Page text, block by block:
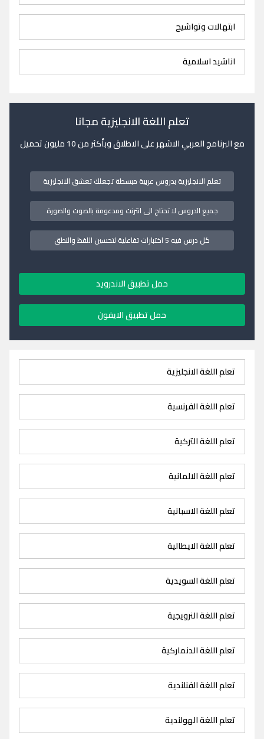
ابتهالات وتواشيح
اناشيد اسلامية
تعلم اللغة الانجليزية مجانا
مع البرنامج العربي الاشهر على الاطلاق وبأكثر من 10 مليون تحميل
تعلم الانجليزية بدروس عربية مبسطة تجعلك تعشق الانجليزية
جميع الدروس لا تحتاج الى انترنت ومدعومة بالصوت والصورة
كل درس فيه 5 اختبارات تفاعلية لتحسين اللفظ والنطق
حمل تطبيق الاندرويد
حمل تطبيق الايفون
تعلم اللغة الانجليزية
تعلم اللغة الفرنسية
تعلم اللغة التركية
تعلم اللغة الالمانية
تعلم اللغة الاسبانية
تعلم اللغة الايطالية
تعلم اللغة السويدية
تعلم اللغة النرويجية
تعلم اللغة الدنماركية
تعلم اللغة الفنلندية
تعلم اللغة الهولندية